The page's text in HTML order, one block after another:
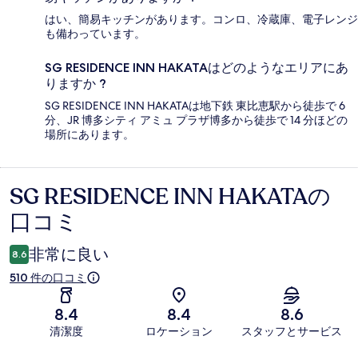
はい、簡易キッチンがあります。コンロ、冷蔵庫、電子レンジ
も備わっています。
SG RESIDENCE INN HAKATAはどのようなエリアにあ
りますか ?
SG RESIDENCE INN HAKATAは地下鉄 東比恵駅から徒歩で 6
分、JR 博多シティ アミュ プラザ博多から徒歩で 14 分ほどの
場所にあります。
口
コ
ミ
SG RESIDENCE INN HAKATAの
口コミ
8.6 非常に良い
510 件の口コミ
8.4
清潔度
8.4
ロケーション
8.6
スタッフとサービス